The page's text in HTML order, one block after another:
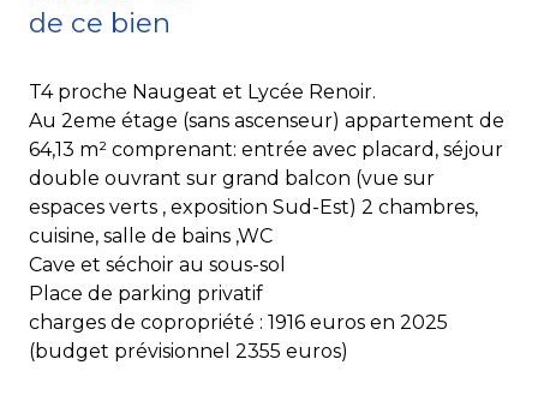
de ce bien
T4 proche Naugeat et Lycée Renoir.
Au 2eme étage (sans ascenseur) appartement de
64,13 m² comprenant: entrée avec placard, séjour
double ouvrant sur grand balcon (vue sur
espaces verts , exposition Sud-Est) 2 chambres,
cuisine, salle de bains ,WC
Cave et séchoir au sous-sol
Place de parking privatif
charges de copropriété : 1916 euros en 2025
(budget prévisionnel 2355 euros)